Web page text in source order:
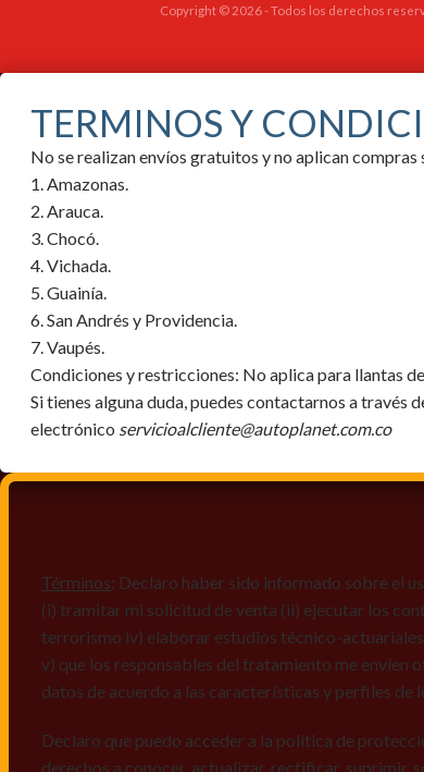
Copyright © 2026 - Todos los derechos
TERMINOS Y
No se realizan envíos gratuitos y no aplican
1. Amazonas.
2. Arauca.
3. Chocó.
4. Vichada.
5. Guainía.
6. San Andrés y Providencia.
7. Vaupés.
Condiciones y restricciones: No aplica para llantas
Si tienes alguna duda, puedes contactarnos a través
electrónico servicioalcliente@autoplanet.com.co
Términos: Declaro haber sido informado sobre el
(i) tramitar mi solicitud de venta (ii) ejecutar los
terrorismo iv) elaborar estudios técnico-
v) que los responsables del tratamiento me envíen
datos de acuerdo a las características y perfiles de
Declaro que puedo acceder a la política de
derechos a conocer, actualizar, rectificar, suprimir,